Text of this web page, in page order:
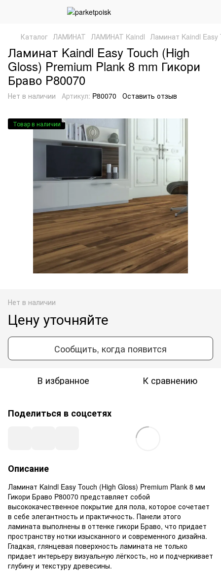
Каталог ЛАМИНАТ ЛАМИНАТ Kaindl Ламинат Kaindl Easy
Ламинат Kaindl Easy Touch (High
Gloss) Premium Plank 8 mm Гикори
Браво P80070
Нет в наличии Артикул: P80070 Оставить отзыв
Товар в наличии
Нет в наличии
Цену уточняйте
Сообщить, когда появится
В избранное К сравнению
Поделиться в соцсетях
Описание
Ламинат Kaindl Easy Touch (High Gloss) Premium Plank 8 мм
Гикори Браво P80070 представляет собой
высококачественное покрытие для пола, которое сочетает
в себе элегантность и практичность. Панели этого
ламината выполнены в оттенке гикори Браво, что придает
пространству нотки изысканного и современного дизайна.
Гладкая, глянцевая поверхность ламината не только
придает интерьеру визуальную лёгкость, но и подчеркивает
глубину и текстуру древесины.